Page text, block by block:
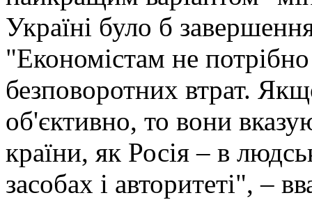
Україні було б
"Економістам не
безповоротних втрат.
об'єктивно, то вони
країни, як Росія – в
засобах і авторитеті", –